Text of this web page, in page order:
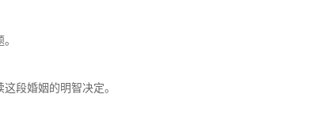
段婚姻的明智决定。